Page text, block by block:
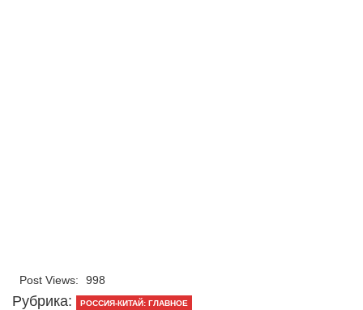
Post Views: 998
Рубрика: РОССИЯ-КИТАЙ: ГЛАВНОЕ